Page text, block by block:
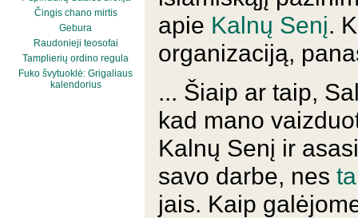
Čingis chano mirtis
Gebura
Raudonieji teosofai
Tamplierių ordino regula
Fuko švytuoklė: Grigaliaus
kalendorius
apie Kalnų Senį.
organizaciją,
... Šiaip ar taip,
kad mano
Kalnų Senį ir
savo darbe, nes
jais. Kaip